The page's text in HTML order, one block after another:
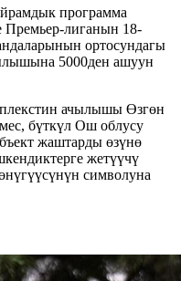
программа
Премьер-лиганын 18-
ортосундагы
5000ден ашуун
ачылышы Өзгөн
бүткүл Ош облусу
жаштарды өзүнө
жетүүчү
символуна